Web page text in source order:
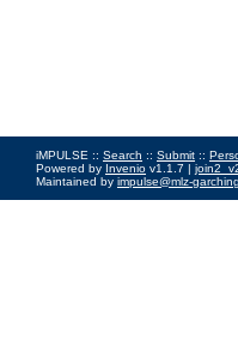
iMPULSE :: Search :: Submit ::
Powered by Invenio v1.1.7 |
Maintained by impulse@mlz-